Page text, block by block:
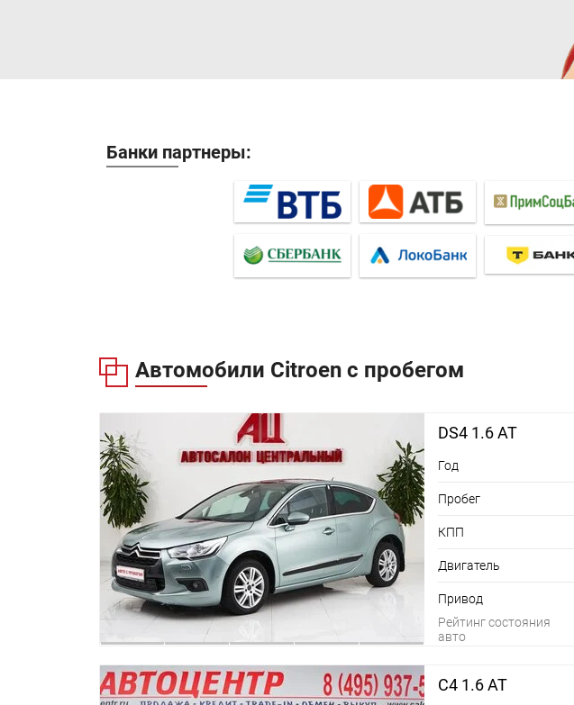
Банки партнеры:
Автомобили Citroen с пробегом
DS4 1.6 AT
Год
Пробег
КПП
Двигатель
Привод
Рейтинг состояния
авто
C4 1.6 AT